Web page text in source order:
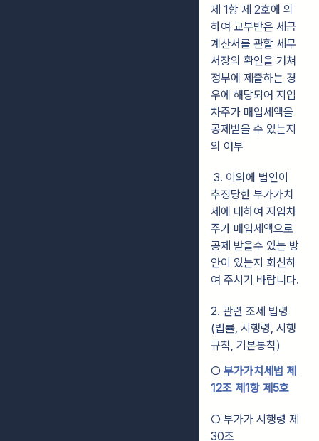
제 1항 제 2호에 의
하여 교부받은 세금
계산서를 관할 세무
서장의 확인을 거쳐
정부에 제출하는 경
우에 해당되어 지입
차주가 매입세액을
공제받을 수 있는지
의 여부
3. 이외에 법인이
추징당한 부가가치
세에 대하여 지입차
주가 매입세액으로
공제 받을수 있는 방
안이 있는지 회신하
여 주시기 바랍니다.
2. 관련 조세 법령
(법률, 시행령, 시행
규칙, 기본통칙)
○부가가치세법 제
12조 제1항 제5호
○ 부가가 시행령 제
30조